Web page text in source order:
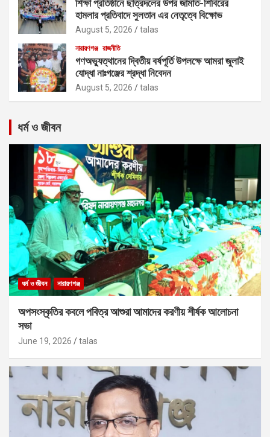
শিক্ষা প্রতিষ্ঠানে ছাত্রদলের উপর জামাত-শিবিরের
হামলার প্রতিবাদে সুলতান এর নেতৃত্বে বিক্ষোভ
August 5, 2026 talas
নারায়ণগঞ্জ রাজনীতি
গণঅভ্যুত্থানের দ্বিতীয় বর্ষপূর্তি উপলক্ষে আমরা জুলাই
যোদ্ধা নাঃগঞ্জের শ্রদ্ধা নিবেদন
August 5, 2026 talas
ধর্ম ও জীবন
ধর্ম ও জীবন নারায়ণগঞ্জ
অপসংস্কৃতির কবলে পবিত্র আশুরা আমাদের করণীয় শীর্ষক আলোচনা
সভা
June 19, 2026 talas